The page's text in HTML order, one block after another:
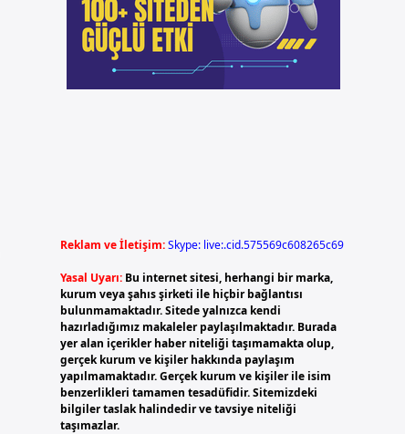
Reklam ve İletişim:Skype: live:.cid.575569c608265c69
Yasal Uyarı: Bu internet sitesi, herhangi bir marka,
kurum veya şahıs şirketi ile hiçbir bağlantısı
bulunmamaktadır. Sitede yalnızca kendi
hazırladığımız makaleler paylaşılmaktadır. Burada
yer alan içerikler haber niteliği taşımamakta olup,
gerçek kurum ve kişiler hakkında paylaşım
yapılmamaktadır. Gerçek kurum ve kişiler ile isim
benzerlikleri tamamen tesadüfidir. Sitemizdeki
bilgiler taslak halindedir ve tavsiye niteliği
taşımazlar.